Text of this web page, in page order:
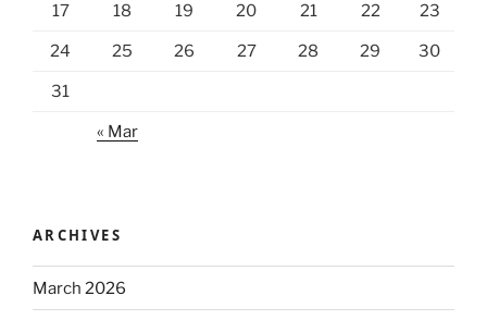
17 18 19 20 21 22 23
24 25 26 27 28 29 30
31
« Mar
ARCHIVES
March 2026